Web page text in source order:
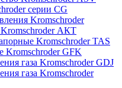
серии CG
Kromschroder
АКТ
Kromschroder TAS
Kromschroder GFK
газа Kromschroder GDJ
газа Kromschroder